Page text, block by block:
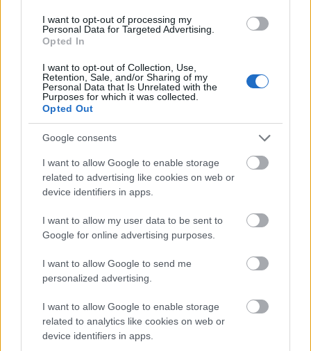
I want to opt-out of processing my
Personal Data for Targeted Advertising.
Opted In
I want to opt-out of Collection, Use,
Retention, Sale, and/or Sharing of my
Personal Data that Is Unrelated with the
Purposes for which it was collected.
Opted Out
Google consents
I want to allow Google to enable storage
related to advertising like cookies on web or
device identifiers in apps.
I want to allow my user data to be sent to
Google for online advertising purposes.
I want to allow Google to send me
personalized advertising.
I want to allow Google to enable storage
related to analytics like cookies on web or
device identifiers in apps.
igazgatója sajtótájékoztatót tartottak csütörtök reggel a tegnapi
gázrobbanás helyszínén.
Szivárgó gáz robbant be Mözsön
2018.12.03
Egy rosszul felszerelt gázpalackból szivárgó gáz robbant be
Mözsön, egy Árpád utcai lakóházban december 2-án, vasárnap